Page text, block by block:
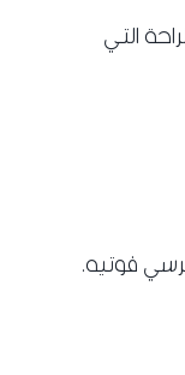
التي
فوتيه.